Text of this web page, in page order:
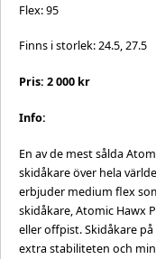
Flex: 95
Finns i storlek: 24.5, 27.5
Pris: 2 000 kr
Info:
En av de mest sålda
skidåkare över hela
erbjuder medium flex
skidåkare, Atomic Hawx
eller offpist. Skidåkare
extra stabiliteten och